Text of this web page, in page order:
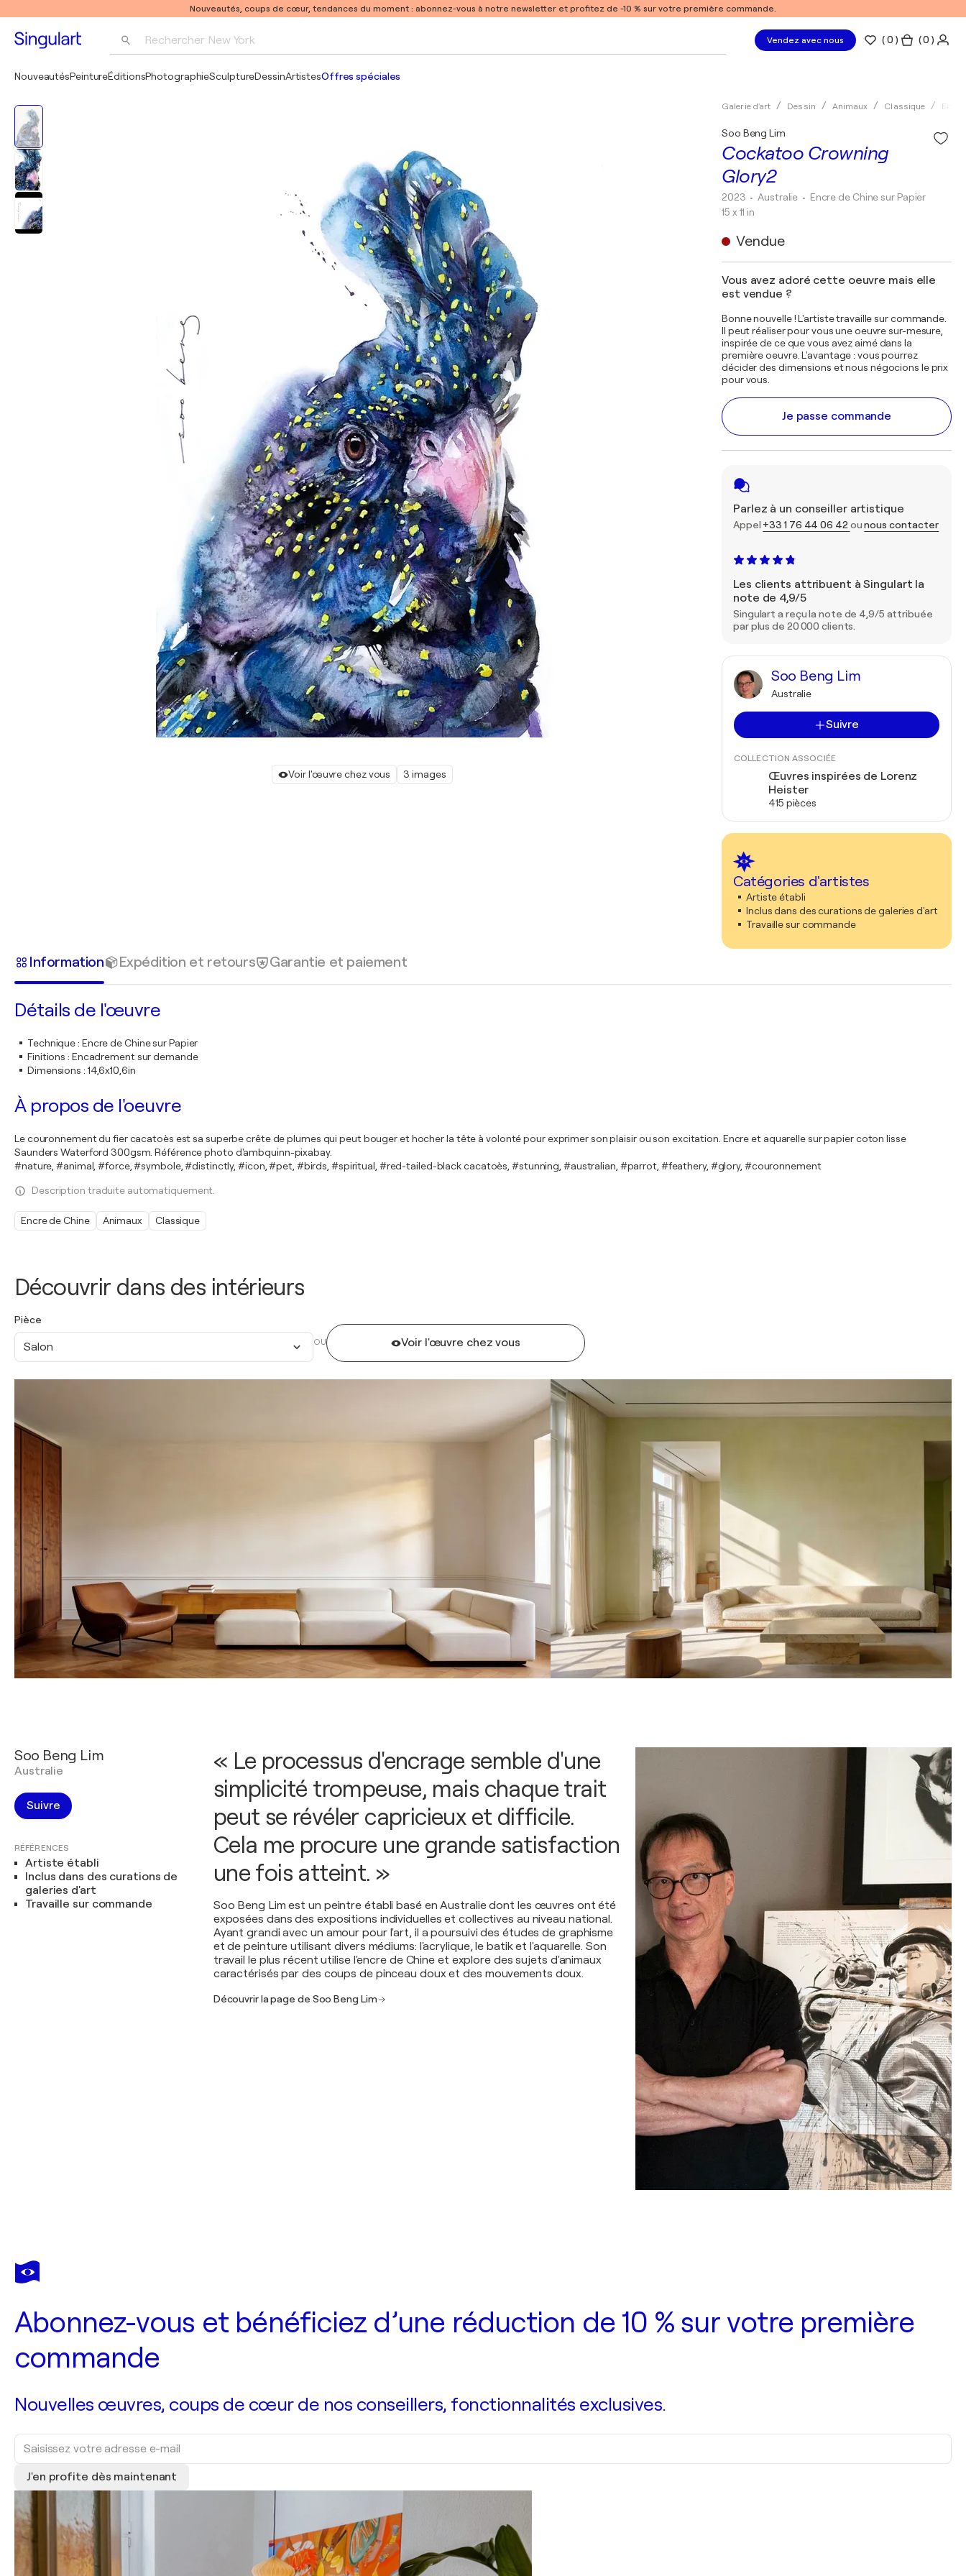
Nouveautés, coups de cœur, tendances du moment : abonnez-vous à notre newsletter et profitez de -10 % sur votre première commande.
Rechercher New York Vendez avec nous (0 ) ( 0 )
NouveautésPeintureÉditionsPhotographieSculptureDessinArtistesOffres spéciales
Voir l'œuvre chez vous 3 images
Galerie d'art Dessin Animaux Classique
Cockatoo Crowning
Glory2
Soo Beng Lim
2023 • Australie • Encre de Chine sur Papier
15 x 11 in
Vendue
Vous avez adoré cette oeuvre mais elle
est vendue ?
Bonne nouvelle ! L'artiste travaille sur commande.
Il peut réaliser pour vous une oeuvre sur-mesure,
inspirée de ce que vous avez aimé dans la
première oeuvre. L'avantage : vous pourrez
décider des dimensions et nous négocions le prix
pour vous.
Je passe commande
Parlez à un conseiller artistique
Appel +33 1 76 44 06 42 ounous contacter
Les clients attribuent à Singulart la
note de 4,9/5
Singulart a reçu la note de 4,9/5 attribuée
par plus de 20 000 clients.
Soo Beng Lim
Australie
Suivre
COLLECTION ASSOCIÉE
Œuvres inspirées de Lorenz
Heister
415 pièces
Catégories d'artistes
Artiste établi
Inclus dans des curations de galeries d'art
Travaille sur commande
Découvrir dans des intérieurs
Pièce
Salon OU Voir l'œuvre chez vous
Information Expédition et retours Garantie et paiement
Détails de l'œuvre
Technique: Encre de Chine sur Papier
Finitions : Encadrement sur demande
Dimensions : 14,6x10,6in
À propos de l'oeuvre
Le couronnement du fier cacatoès est sa superbe crête de plumes qui peut bouger et hocher la tête à volonté pour exprimer son plaisir ou son excitation. Encre et aquarelle sur papier coton lisse
Saunders Waterford 300gsm. Référence photo d'ambquinn-pixabay.
#nature, #animal, #force, #symbole, #distinctly, #icon, #pet, #birds, #spiritual, #red-tailed-black cacatoès, #stunning, #australian, #parrot, #feathery, #glory, #couronnement
Description traduite automatiquement.
Encre de Chine Animaux Classique
Soo Beng Lim
Australie
Suivre
RÉFÉRENCES
Artiste établi
Inclus dans des curations de
galeries d'art
Travaille sur commande
« Le processus d'encrage semble d'une
simplicité trompeuse, mais chaque trait
peut se révéler capricieux et difficile.
Cela me procure une grande satisfaction
une fois atteint. »
Soo Beng Lim est un peintre établi basé en Australie dont les œuvres ont été
exposées dans des expositions individuelles et collectives au niveau national.
Ayant grandi avec un amour pour l'art, il a poursuivi des études de graphisme
et de peinture utilisant divers médiums: l'acrylique, le batik et l'aquarelle. Son
travail le plus récent utilise l'encre de Chine et explore des sujets d'animaux
caractérisés par des coups de pinceau doux et des mouvements doux.
Découvrir la page de Soo Beng Lim
Abonnez-vous et bénéficiez d’une réduction de 10 % sur votre première
commande
Nouvelles œuvres, coups de cœur de nos conseillers, fonctionnalités exclusives.
J'en profite dès maintenant